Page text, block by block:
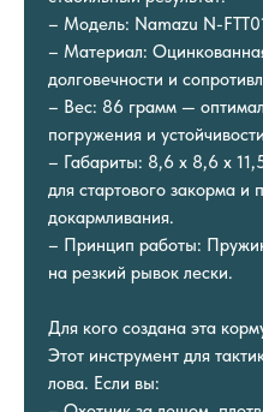
– Модель: Namazu N-
– Материал:
долговечности и
– Вес: 86 грамм —
погружения и
– Габариты: 8,6 х 8,6 х
для стартового закорма и
докармливания.
– Принцип работы:
на резкий рывок лески.
Для кого создана эта
Этот инструмент для
лова. Если вы: